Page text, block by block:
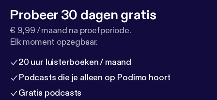
Probeer 30 dagen gratis
€ 9,99 / maand na proefperiode.
Elk moment opzegbaar.
20 uur luisterboeken / maand
Podcasts die je alleen op Podimo hoort
Gratis podcasts